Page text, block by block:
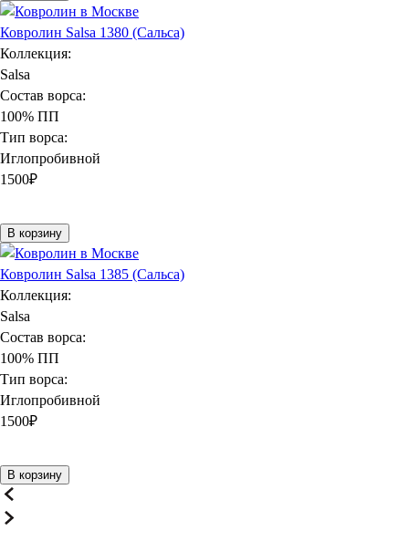
Ковролин Salsa 1380 (Сальса)
Коллекция:
Salsa
Состав ворса:
100% ПП
Тип ворса:
Иглопробивной
1500₽
В корзину
Ковролин Salsa 1385 (Сальса)
Коллекция:
Salsa
Состав ворса:
100% ПП
Тип ворса:
Иглопробивной
1500₽
В корзину